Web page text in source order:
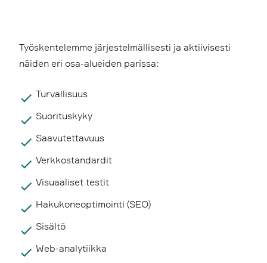
Työskentelemme järjestelmällisesti ja aktiivisesti
näiden eri osa-alueiden parissa:
Turvallisuus
Suorituskyky
Saavutettavuus
Verkkostandardit
Visuaaliset testit
Hakukoneoptimointi (SEO)
Sisältö
Web-analytiikka